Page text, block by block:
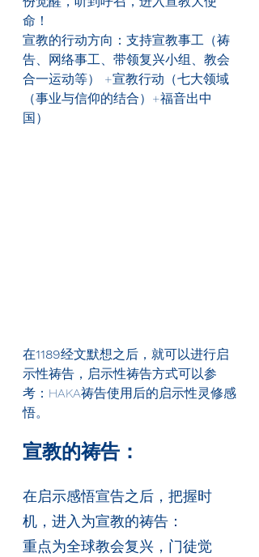
命！
宣教的行动方向：支持宣教事工（祷
告、网络事工、带领复兴小组、教会
合一运动等） +宣教行动（七大领域
（事业与信仰的结合）+福音出中
国）
在1189经文默想之后，就可以进行启
示性祷告，启示性祷告方式可以参
考：HAKA祷告使用后的启示性灵修感
悟。
宣教的祷告：
在启示感悟宣告之后，把握时
机，进入为宣教的祷告：
重点为全球教会复兴，门徒觉